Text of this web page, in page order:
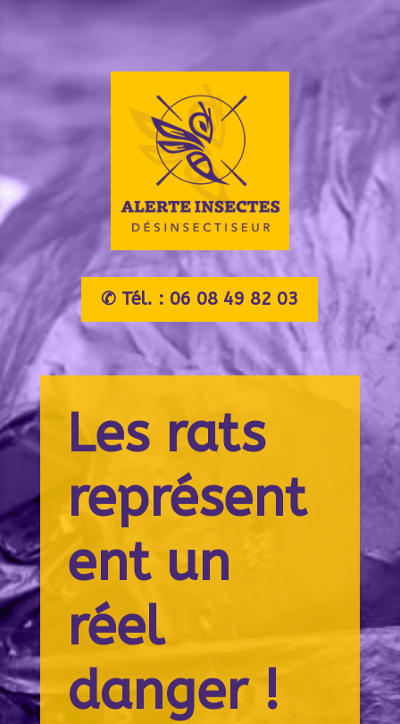
✆ Tél. : 06 08 49 82 03
Les rats
représent
ent un
réel
danger !